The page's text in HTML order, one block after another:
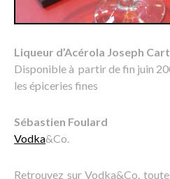
Liqueur d’Acérola Joseph
Disponible à partir de fin juin
les épiceries fines
Sébastien Foulard
Vodka&Co.
Retrouvez sur Vodka&Co.